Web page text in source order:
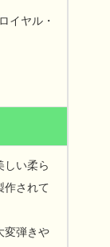
イヤル・
しい柔ら
作されて
変弾きや